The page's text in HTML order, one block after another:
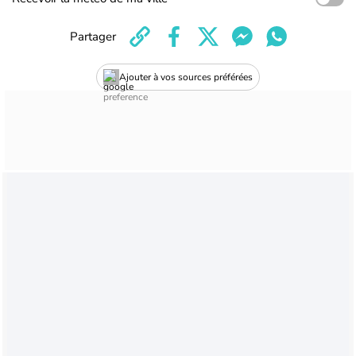
Ajouter à vos sources préférées
Partager